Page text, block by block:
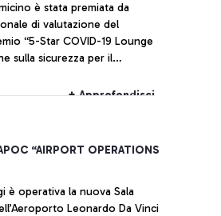
è stata premiata da
di valutazione del
“5-Star COVID-19 Lounge
sulla sicurezza per il
+ Approfondisci
“AIRPORT OPERATIONS
è operativa la nuova Sala
Leonardo Da Vinci